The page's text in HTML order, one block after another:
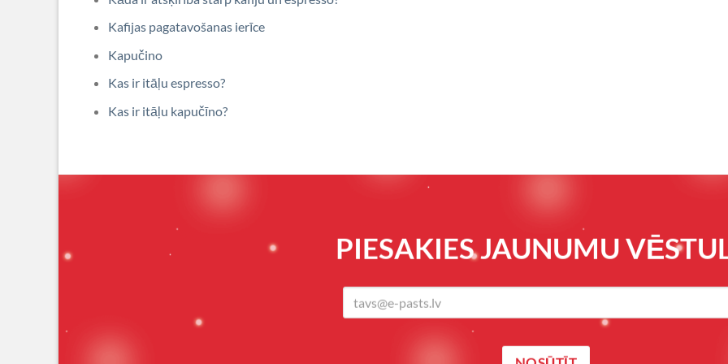
Kafijas pagatavošanas ierīce
Kapučino
Kas ir itāļu espresso?
Kas ir itāļu kapučīno?
PIESAKIES JAUNUMU